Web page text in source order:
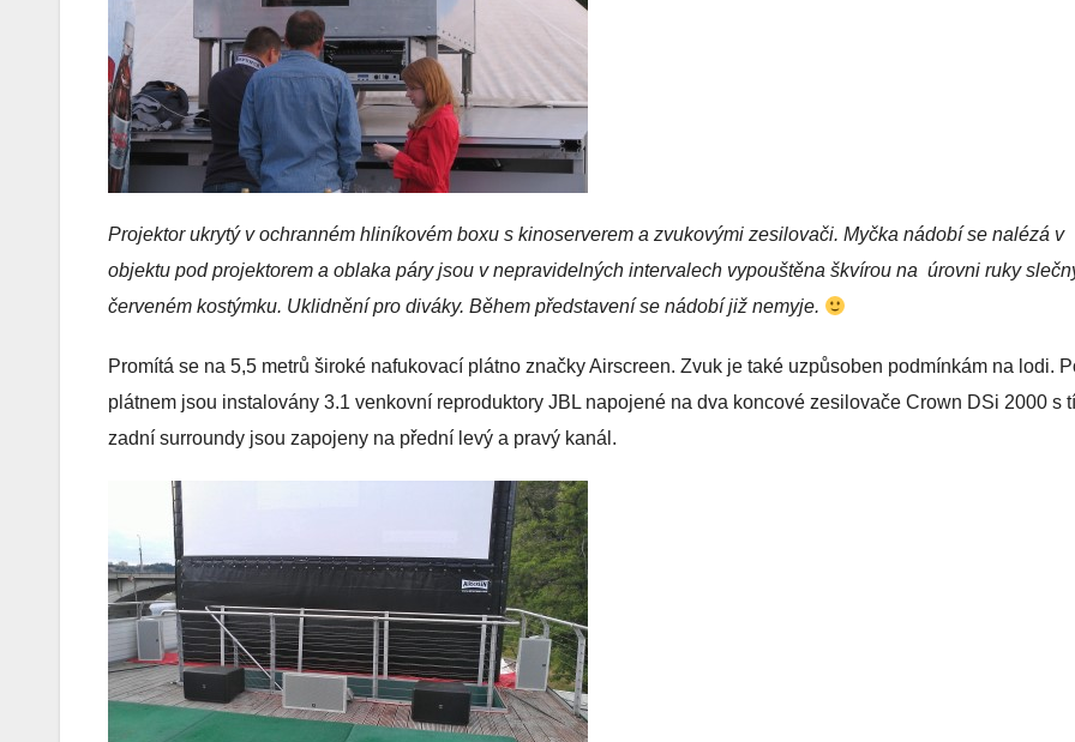
Projektor ukrytý v ochranném hliníkovém boxu s kinoserverem a zvukovými zesilovači. Myčka nádobí se nalézá v
objektu pod projektorem a oblaka páry jsou v nepravidelných intervalech vypouštěna škvírou na úrovni ruky
červeném kostýmku. Uklidnění pro diváky. Během představení se nádobí již nemyje.
Promítá se na 5,5 metrů široké nafukovací plátno značky Airscreen. Zvuk je také uzpůsoben podmínkám na lodi.
plátnem jsou instalovány 3.1 venkovní reproduktory JBL napojené na dva koncové zesilovače Crown DSi 2000 s
zadní surroundy jsou zapojeny na přední levý a pravý kanál.